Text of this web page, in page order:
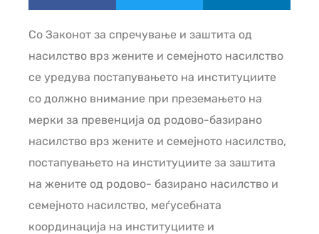
Со Законот за спречување и заштита од
насилство врз жените и семејното насилство
се уредува постапувањето на институциите
со должно внимание при преземањето на
мерки за превенција од родово-базирано
насилство врз жените и семејното насилство,
постапувањето на институциите за заштита
на жените од родово- базирано насилство и
семејното насилство, меѓусебната
координација на институциите и